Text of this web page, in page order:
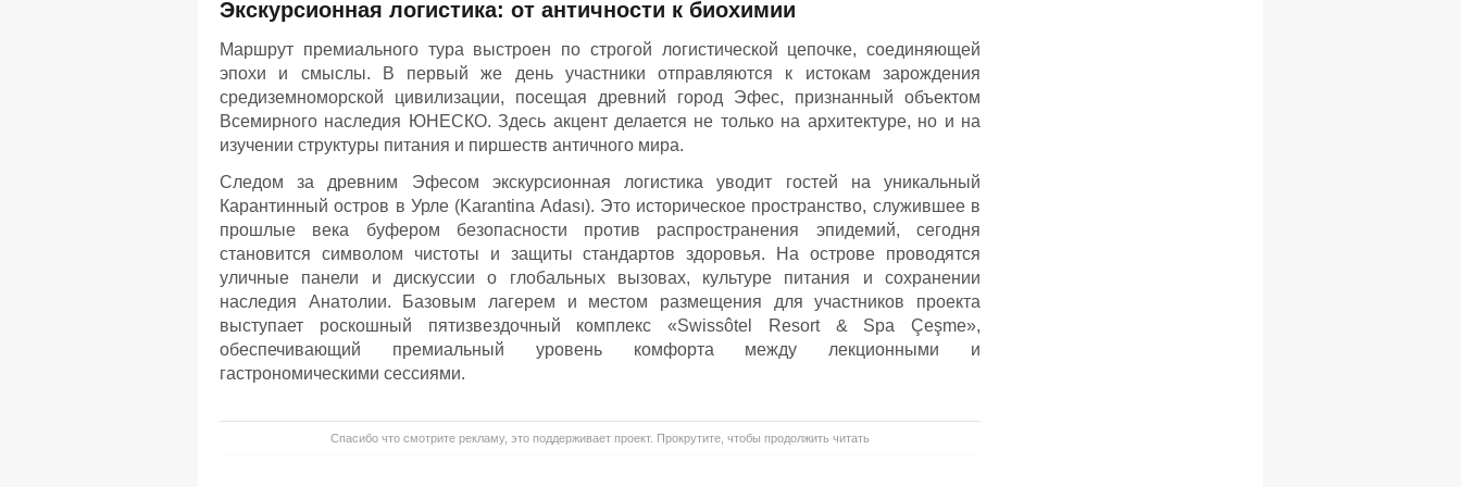
Экскурсионная логистика: от античности к биохимии
Маршрут премиального тура выстроен по строгой логистической цепочке, соединяющей
эпохи и смыслы. В первый же день участники отправляются к истокам зарождения
средиземноморской цивилизации, посещая древний город Эфес, признанный объектом
Всемирного наследия ЮНЕСКО. Здесь акцент делается не только на архитектуре, но и на
изучении структуры питания и пиршеств античного мира.
Следом за древним Эфесом экскурсионная логистика уводит гостей на уникальный
Карантинный остров в Урле (Karantina Adası). Это историческое пространство, служившее в
прошлые века буфером безопасности против распространения эпидемий, сегодня
становится символом чистоты и защиты стандартов здоровья. На острове проводятся
уличные панели и дискуссии о глобальных вызовах, культуре питания и сохранении
наследия Анатолии. Базовым лагерем и местом размещения для участников проекта
выступает роскошный пятизвездочный комплекс «Swissôtel Resort & Spa Çeşme»,
обеспечивающий премиальный уровень комфорта между лекционными и
гастрономическими сессиями.
Спасибо что смотрите рекламу, это поддерживает проект. Прокрутите, чтобы продолжить читать